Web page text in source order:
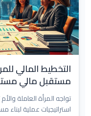
التخطيط المالي
مستقبل مالي
تواجه المرأة العاملة
استراتيجيات عملية لبناء